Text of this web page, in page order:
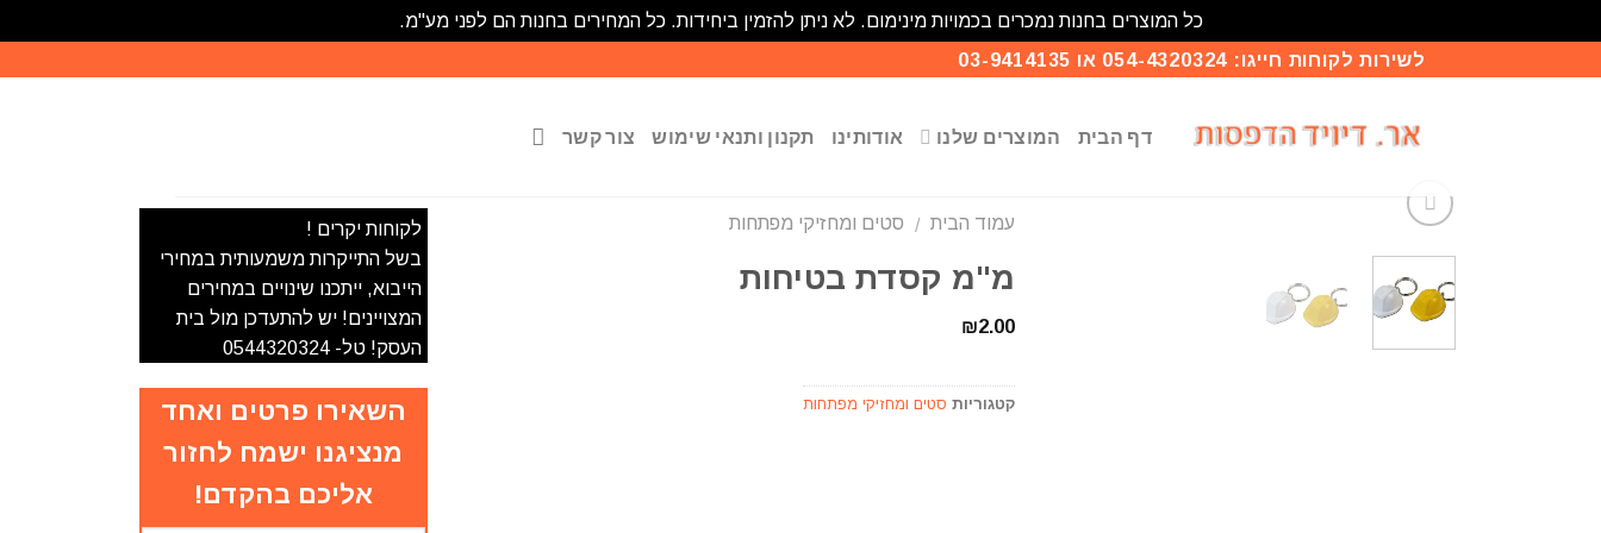
כל המוצרים בחנות נמכרים בכמויות מינימום. לא ניתן להזמין ביחידות. כל המחירים בחנות הם לפני מע"מ.
לשירות לקוחות חייגו: 054-4320324 או 03-9414135
דף הבית המוצרים שלנו אודותינו תקנון ותנאי שימוש צור קשר
עמוד הבית / סטים ומחזיקי מפתחות
מ"מ קסדת בטיחות
₪2.00
קטגוריות סטים ומחזיקי מפתחות
לקוחות יקרים !
בשל התייקרות משמעותית במחירי
הייבוא, ייתכנו שינויים במחירים
המצויינים! יש להתעדכן מול בית
העסק! טל- 0544320324
השאירו פרטים ואחד
מנציגנו ישמח לחזור
אליכם בהקדם!